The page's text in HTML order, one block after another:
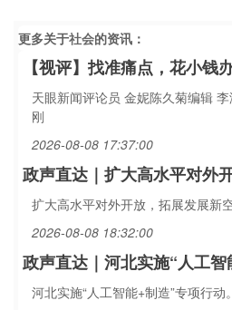
更多关于社会的资讯：
【视评】找准痛点，花小钱
天眼新闻评论员 金妮陈久菊编辑
刚
2026-08-08 17:37:00
政声直达｜扩大高水平对外
扩大高水平对外开放，拓展发展新空
2026-08-08 18:32:00
政声直达｜河北实施“人工
河北实施“人工智能+制造”专项行动。